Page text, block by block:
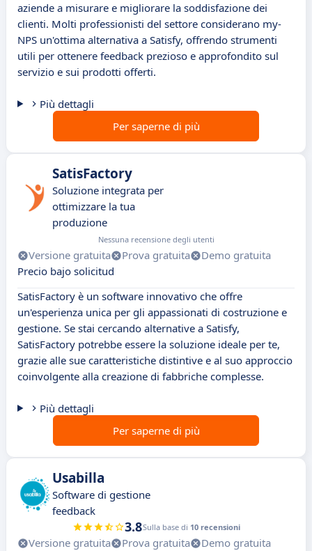
aziende a misurare e migliorare la soddisfazione dei
clienti. Molti professionisti del settore considerano my-
NPS un'ottima alternativa a Satisfy, offrendo strumenti
utili per ottenere feedback prezioso e approfondito sul
servizio e sui prodotti offerti.
Più dettagli
Per saperne di più
SatisFactory
Soluzione integrata per
ottimizzare la tua
produzione
Nessuna recensione degli utenti
Versione gratuita Prova gratuita
Demo gratuita
Precio bajo solicitud
SatisFactory è un software innovativo che offre
un'esperienza unica per gli appassionati di costruzione e
gestione. Se stai cercando alternative a Satisfy,
SatisFactory potrebbe essere la soluzione ideale per te,
grazie alle sue caratteristiche distintive e al suo approccio
coinvolgente alla creazione di fabbriche complesse.
Più dettagli
Per saperne di più
Usabilla
Software di gestione
feedback
3.8Sulla base di 10 recensioni
Versione gratuita Prova gratuita
Demo gratuita